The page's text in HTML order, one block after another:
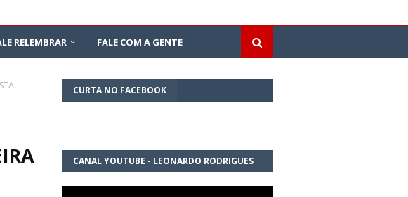
RELEMBRAR FALE COM A GENTE
CURTA NO FACEBOOK
CANAL YOUTUBE - LEONARDO RODRIGUES